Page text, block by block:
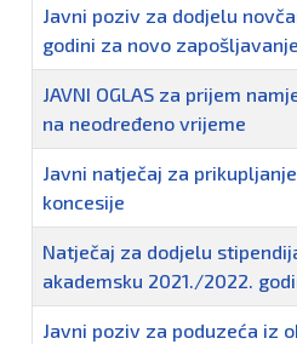
Javni poziv za dodjelu
godini za novo
JAVNI OGLAS za prijem
na neodređeno vrijeme
Javni natječaj za
koncesije
Natječaj za dodjelu
akademsku 2021./2022.
Javni poziv za poduzeća iz